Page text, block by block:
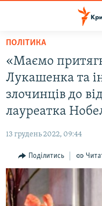
Перейти
основного
матеріалу
Перейти
до
основної
Перейти
пошуку
ВІДЕО ТА ФОТО
ПОГЛЯД
ІНТЕРВ'Ю
ВСЕ ЗА ДЕНЬ
СПЕЦПРОЕКТИ
ПОЛІТИКА
«Маємо
Лукашенка та
злочинців до
лауреатка
13 грудень 2022, 09:44
Поділитись